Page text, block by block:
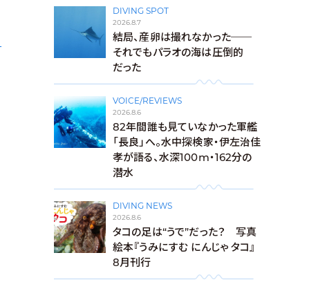
DIVING SPOT
2026.8.7
結局、産卵は撮れなかった──
それでもパラオの海は圧倒的
だった
VOICE/REVIEWS
2026.8.6
82年間誰も見ていなかった軍艦
「長良」へ。水中探検家・伊左治佳
孝が語る、水深100m・162分の
潜水
DIVING NEWS
2026.8.6
タコの足は“うで”だった？ 写真
絵本『うみにすむ にんじゃ タコ』
8月刊行